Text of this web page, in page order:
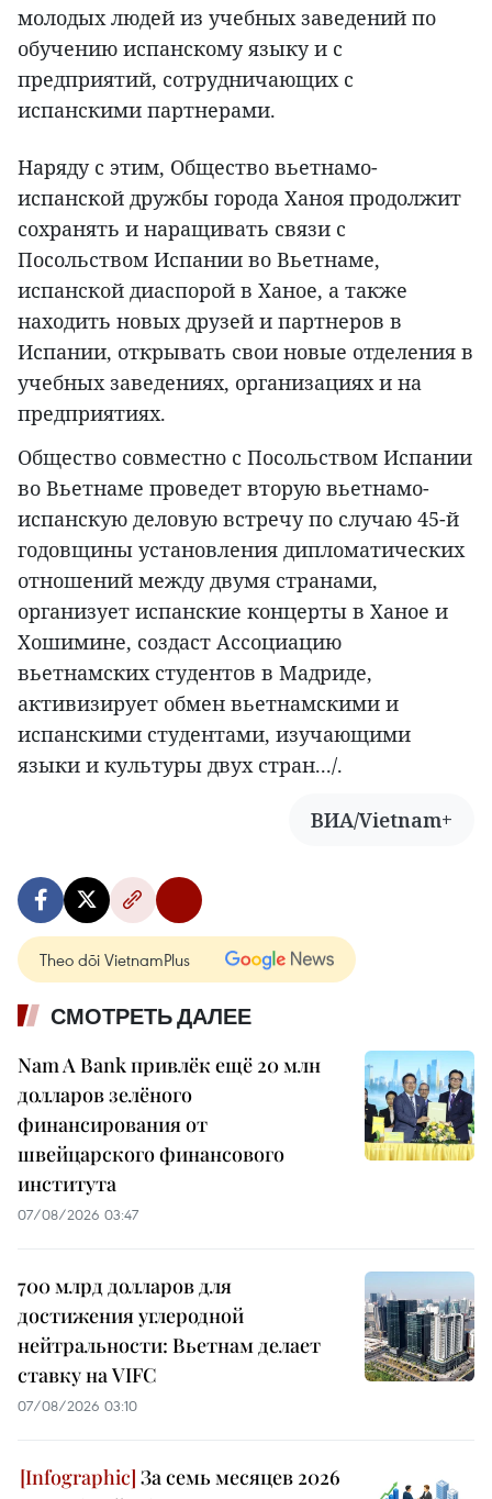
молодых людей из учебных заведений по
обучению испанскому языку и с
предприятий, сотрудничающих с
испанскими партнерами.
Наряду с этим, Общество вьетнамо-
испанской дружбы города Ханоя продолжит
сохранять и наращивать связи с
Посольством Испании во Вьетнаме,
испанской диаспорой в Ханое, а также
находить новых друзей и партнеров в
Испании, открывать свои новые отделения в
учебных заведениях, организациях и на
предприятиях.
Общество совместно с Посольством Испании
во Вьетнаме проведет вторую вьетнамо-
испанскую деловую встречу по случаю 45-й
годовщины установления дипломатических
отношений между двумя странами,
организует испанские концерты в Ханое и
Хошимине, создаст Ассоциацию
вьетнамских студентов в Мадриде,
активизирует обмен вьетнамскими и
испанскими студентами, изучающими
языки и культуры двух стран.../.
ВИА/Vietnam+
Theo dõi VietnamPlus
СМОТРЕТЬ ДАЛЕЕ
Nam A Bank привлёк ещё 20 млн
долларов зелёного
финансирования от
швейцарского финансового
института
07/08/2026 03:47
700 млрд долларов для
достижения углеродной
нейтральности: Вьетнам делает
ставку на VIFC
07/08/2026 03:10
За семь месяцев 2026